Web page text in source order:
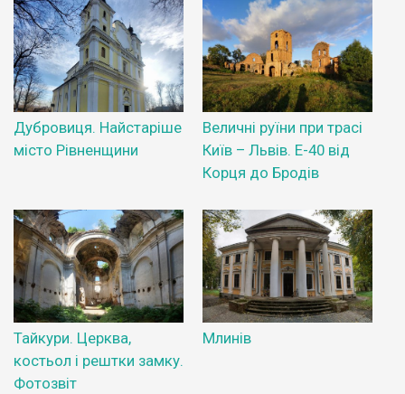
Дубровиця. Найстаріше
місто Рівненщини
Величні руїни при трасі
Київ – Львів. Е-40 від
Корця до Бродів
Тайкури. Церква,
костьол і рештки замку.
Фотозвіт
Млинів